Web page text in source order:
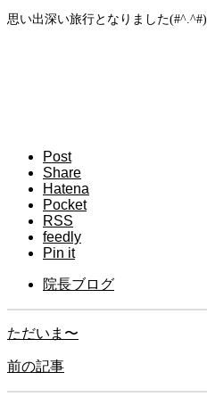
思い出深い旅行となりました(#^.^#)
Post
Share
Hatena
Pocket
RSS
feedly
Pin it
院長ブログ
ただいま〜
前の記事